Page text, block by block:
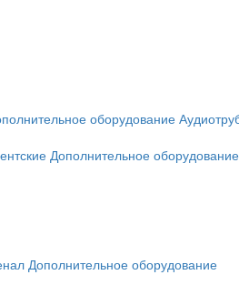
оборудование
Дополнительное оборудование
Дополнительное оборудование